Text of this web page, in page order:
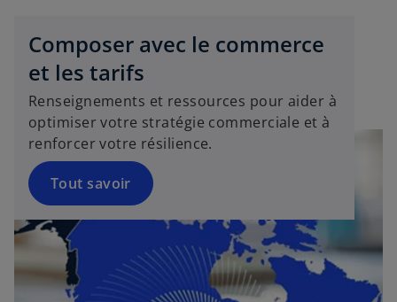
Composer avec le commerce
et les tarifs
Renseignements et ressources pour aider à
optimiser votre stratégie commerciale et à
renforcer votre résilience.
Tout savoir